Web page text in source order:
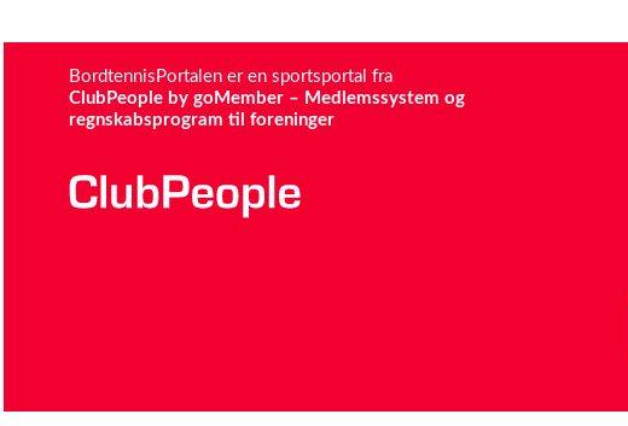
BordtennisPortalen er en sportsportal fra
ClubPeople by goMember – Medlemssystem og
regnskabsprogram til foreninger